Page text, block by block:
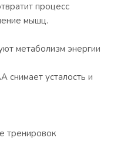
процесс
мышц.
метаболизм энергии
снимает усталость и
тренировок